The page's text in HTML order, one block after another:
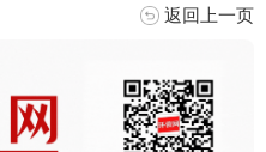
返回上一页